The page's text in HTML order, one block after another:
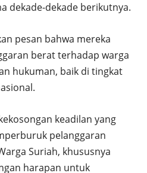
dekade-dekade berikutnya.
pesan bahwa mereka
berat terhadap warga
hukuman, baik di tingkat
keadilan yang
pelanggaran
Suriah, khususnya
harapan untuk